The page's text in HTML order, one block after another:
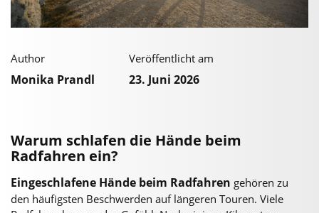
Author
Monika Prandl
Veröffentlicht am
23. Juni 2026
Warum schlafen die Hände beim
Radfahren ein?
Eingeschlafene Hände beim Radfahren gehören zu
den häufigsten Beschwerden auf längeren Touren. Viele